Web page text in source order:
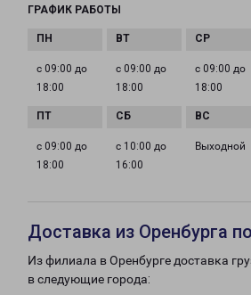
ГРАФИК РАБОТЫ
с 09:00 до
18:00
с 09:00 до
18:00
с 09:00 до
18:00
с 09:00 до
18:00
с 10:00 до
16:00
Выходной
Доставка из Оренбурга
Из филиала в Оренбурге доставка
в следующие города: